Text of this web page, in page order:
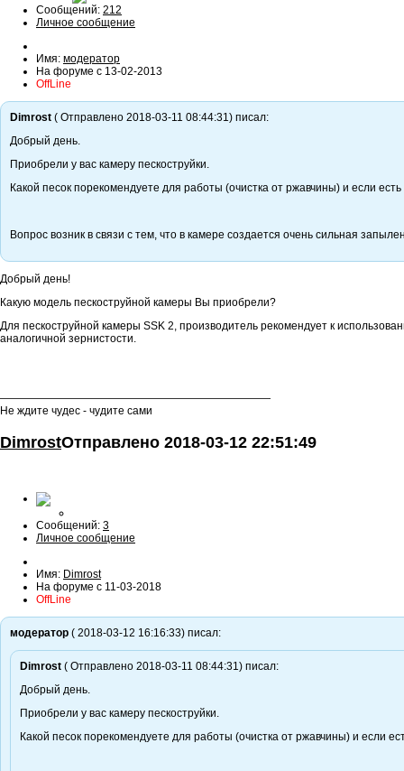
Сообщений: 212
Личное сообщение
Имя: модератор
На форуме с 13-02-2013
OffLine
Dimrost ( Отправлено 2018-03-11 08:44:31) писал:
Добрый день.
Приобрели у вас камеру пескоструйки.
Какой песок порекомендуете для работы (очистка от ржавчины) и если
Вопрос возник в связи с тем, что в камере создается очень сильная
Добрый день!
Какую модель пескоструйной камеры Вы приобрели?
Для пескоструйной камеры SSK 2, производитель рекомендует к
аналогичной зернистости.
—————————————————————————
Не ждите чудес - чудите сами
DimrostОтправлено 2018-03-12 22:51:49
Сообщений: 3
Личное сообщение
Имя: Dimrost
На форуме с 11-03-2018
OffLine
модератор ( 2018-03-12 16:16:33) писал:
Dimrost ( Отправлено 2018-03-11 08:44:31) писал:
Добрый день.
Приобрели у вас камеру пескоструйки.
Какой песок порекомендуете для работы (очистка от ржавчины) и если